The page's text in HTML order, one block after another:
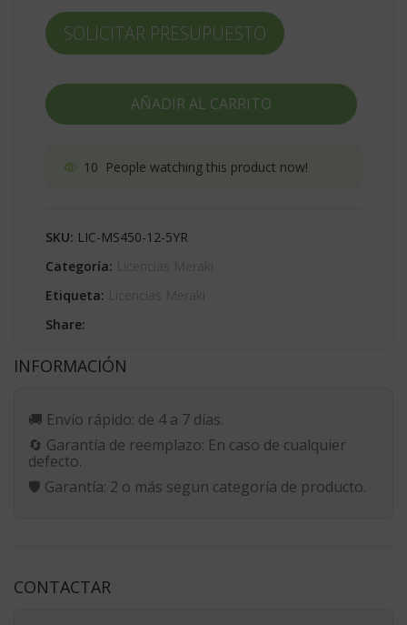
AÑADIR AL CARRITO
SOLICITAR PRESUPUESTO
10 People watching this product now!
SKU: LIC-MS450-12-5YR
Categoría:
Etiqueta:
Share:
INFORMACIÓN
🚚 Envío rápido: de 4 a 7 días.
🔄 Garantía de reemplazo: En caso de cualquier
defecto.
🛡️ Garantía: 2 o más segun categoría de producto.
CONTACTAR